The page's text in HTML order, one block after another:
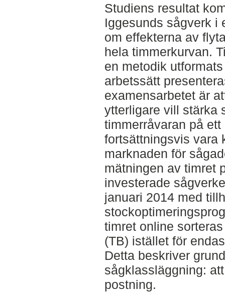
Studiens resultat
Iggesunds sågverk i
om effekterna av
hela timmerkurvan.
en metodik
arbetssätt
examensarbetet är
ytterligare vill stärka
timmerråvaran på
fortsättningsvis vara
marknaden för
mätningen av timret
investerade
januari 2014 med
timret online
(TB) istället för
Detta beskriver
sågklassläggning:
postning.